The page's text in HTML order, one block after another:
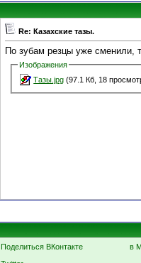
Re: Казахские тазы.
По зубам резцы уже сменили,
Изображения
Тазы.jpg (97.1 Кб, 18
Поделиться ВКонтакте
в